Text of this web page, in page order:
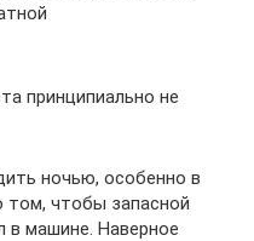
принципиально не
ночью, особенно в
том, чтобы запасной
в машине. Наверное